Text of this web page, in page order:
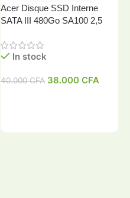
Acer Disque SSD Interne
SATA III 480Go SA100 2,5
In stock
40.000CFA 38.000 CFA